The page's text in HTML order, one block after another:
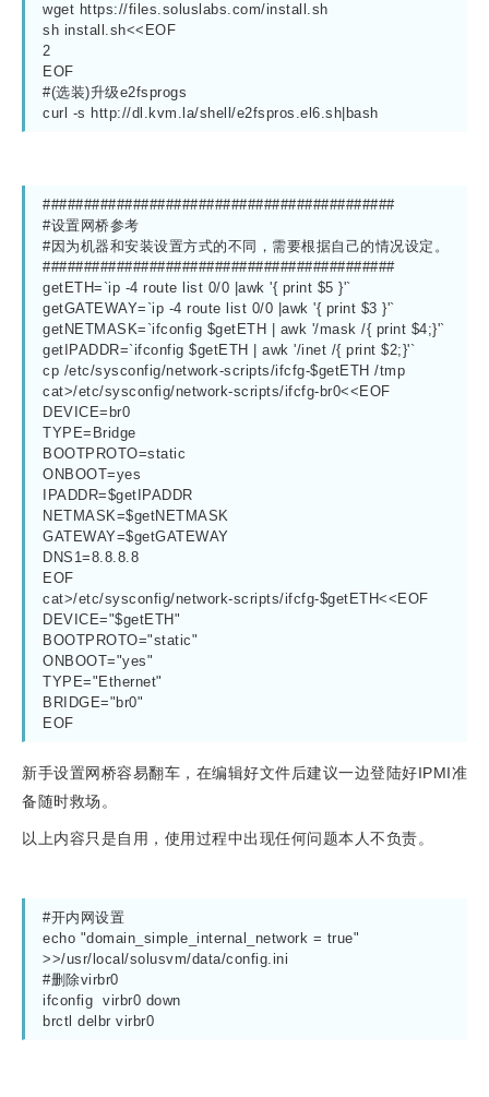
wget https://files.soluslabs.com/install.sh
sh install.sh<<EOF
2
EOF
#(选装)升级e2fsprogs
curl -s http://dl.kvm.la/shell/e2fspros.el6.sh|bash
###########################################
#设置网桥参考
#因为机器和安装设置方式的不同，需要根据自己的情况设定。
###########################################
getETH=`ip -4 route list 0/0 |awk '{ print $5 }'`
getGATEWAY=`ip -4 route list 0/0 |awk '{ print $3 }'`
getNETMASK=`ifconfig $getETH | awk '/mask /{ print $4;}'`
getIPADDR=`ifconfig $getETH | awk '/inet /{ print $2;}'`
cp /etc/sysconfig/network-scripts/ifcfg-$getETH /tmp
cat>/etc/sysconfig/network-scripts/ifcfg-br0<<EOF
DEVICE=br0
TYPE=Bridge
BOOTPROTO=static
ONBOOT=yes
IPADDR=$getIPADDR
NETMASK=$getNETMASK
GATEWAY=$getGATEWAY
DNS1=8.8.8.8
EOF
cat>/etc/sysconfig/network-scripts/ifcfg-$getETH<<EOF
DEVICE="$getETH"
BOOTPROTO="static"
ONBOOT="yes"
TYPE="Ethernet"
BRIDGE="br0"
EOF
新手设置网桥容易翻车，在编辑好文件后建议一边登陆好IPMI准
备随时救场。
以上内容只是自用，使用过程中出现任何问题本人不负责。
#开内网设置
echo "domain_simple_internal_network = true"
>>/usr/local/solusvm/data/config.ini
#删除virbr0
ifconfig  virbr0 down
brctl delbr virbr0